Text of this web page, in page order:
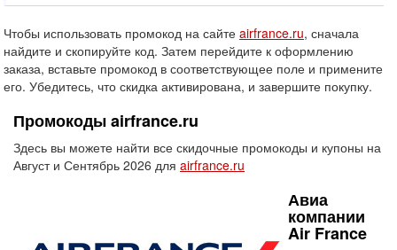
Чтобы использовать промокод на сайте airfrance.ru, сначала
найдите и скопируйте код. Затем перейдите к оформлению
заказа, вставьте промокод в соответствующее поле и примените
его. Убедитесь, что скидка активирована, и завершите покупку.
Промокоды airfrance.ru
Здесь вы можете найти все скидочные промокоды и купоны на
Август и Сентябрь 2026 для airfrance.ru
Авиа
компании
Air France